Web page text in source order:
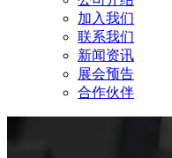
加入我们
联系我们
新闻资讯
展会预告
合作伙伴